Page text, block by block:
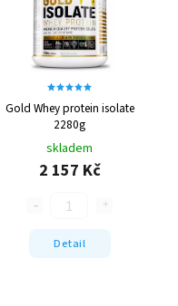
Gold Whey protein isolate
2280g
skladem
2 157 Kč
Detail